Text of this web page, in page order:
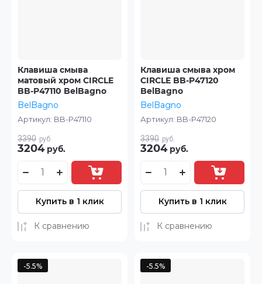
Клавиша смыва
матовый хром CIRCLE
BB-P47110 BelBagno
BelBagno
Артикул: BB-P47110
3390 руб.
3204 руб.
Купить в 1 клик
К сравнению
Клавиша смыва хром
CIRCLE BB-P47120
BelBagno
BelBagno
Артикул: BB-P47120
3390 руб.
3204 руб.
Купить в 1 клик
К сравнению
-5.5% -5.5%